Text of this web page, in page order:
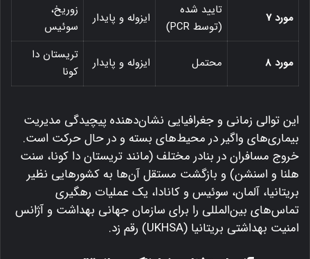
مورد ۷
تایید شده
(توسط PCR)
ایزوله و پایدار
زوریخ،
سوئیس
مورد ۸ محتمل ایزوله و پایدار
تریستان دا
کونا
این توالی زمانی و جغرافیایی نشان‌دهنده پیچیدگی مدیریت
بیماری‌های واگیر در محیط‌های بسته و در حال حرکت است.
خروج مسافران در بنادر مختلف (مانند تریستان دا کونا، سنت
هلنا و اسنشن) و بازگشت مستقل آن‌ها به کشورهایی نظیر
بریتانیا، آلمان، سوئیس و کانادا، یک عملیات رهگیری
تماس‌های بین‌المللی را برای سازمان جهانی بهداشت و آژانس
امنیت بهداشتی بریتانیا (UKHSA) رقم زد.